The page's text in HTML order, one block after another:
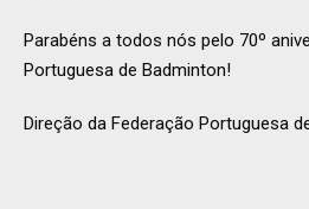
Parabéns a todos nós pelo 70º
Portuguesa de Badminton!
Direção da Federação Portuguesa